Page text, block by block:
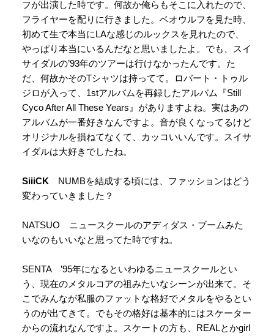
フが出演した時です。何故か俺らもそこに入れたので、
フライヤーを配りに行きました。ベオウルフを見た時、
初めて生で本当にLAな感じのルックスを見れたので、
やっぱり本当にいるんだなと思いましたよ。でも、スイ
サイダルの’93年のツアーは行けなかったんです。た
だ、何故かそのTシャツは持ってて。ロバート・トゥル
ジロが入って、1stアルバムを再録したアルバム『Still
Cyco After All These Years』がありますよね。実はあの
アルバムが一番好きなんですよ。音が良くなってるけど
オリジナルを損ねてなくて、カッコいいんです。スイサ
イダルは大好きでしたね。
SiiiCK NUMBを結成する頃には、ファッションはどう
変わっていきました？
NATSUO ニュースクールのアディダス・ブームみた
いなのもいいなと思ってた時ですね。
SENTA ’95年になるといわゆるニュースクールとい
う、現在のメタルコアの祖みたいなシーンが出来て。そ
こでみんなが私服のファットな格好でメタルをやるとい
うのが出てきて。でもその格好は基本的にはスケーター
からの流れなんですよ。スケートの方も、REALとかgirl